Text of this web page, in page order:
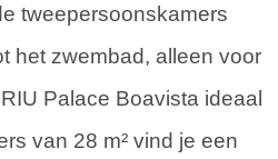
tweepersoonskamers
het zwembad, alleen voor
Palace Boavista ideaal
van 28 m² vind je een